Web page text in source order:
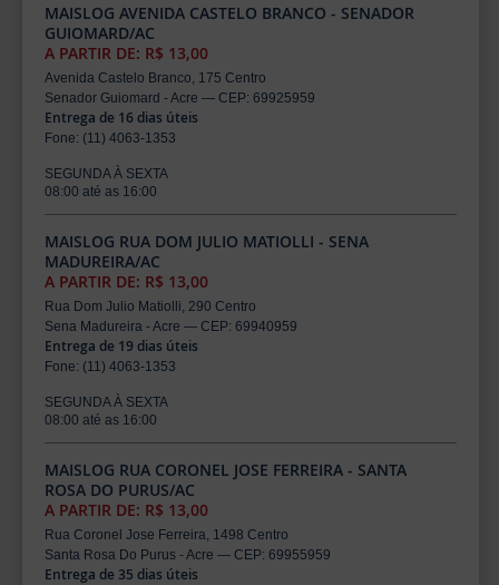
MAISLOG AVENIDA CASTELO BRANCO - SENADOR
GUIOMARD/AC
A PARTIR DE: R$ 13,00
Avenida Castelo Branco, 175 Centro
Senador Guiomard - Acre — CEP: 69925959
Entrega de 16 dias úteis
Fone: (11) 4063-1353
SEGUNDA À SEXTA
08:00 até as 16:00
MAISLOG RUA DOM JULIO MATIOLLI - SENA
MADUREIRA/AC
A PARTIR DE: R$ 13,00
Rua Dom Julio Matiolli, 290 Centro
Sena Madureira - Acre — CEP: 69940959
Entrega de 19 dias úteis
Fone: (11) 4063-1353
SEGUNDA À SEXTA
08:00 até as 16:00
MAISLOG RUA CORONEL JOSE FERREIRA - SANTA
ROSA DO PURUS/AC
A PARTIR DE: R$ 13,00
Rua Coronel Jose Ferreira, 1498 Centro
Santa Rosa Do Purus - Acre — CEP: 69955959
Entrega de 35 dias úteis